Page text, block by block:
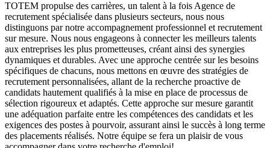
TOTEM propulse des carrières, un talent à la fois Agence de
recrutement spécialisée dans plusieurs secteurs, nous nous
distinguons par notre accompagnement professionnel et recrutement
sur mesure. Nous nous engageons à connecter les meilleurs talents
aux entreprises les plus prometteuses, créant ainsi des synergies
dynamiques et durables. Avec une approche centrée sur les besoins
spécifiques de chacuns, nous mettons en œuvre des stratégies de
recrutement personnalisées, allant de la recherche proactive de
candidats hautement qualifiés à la mise en place de processus de
sélection rigoureux et adaptés. Cette approche sur mesure garantit
une adéquation parfaite entre les compétences des candidats et les
exigences des postes à pourvoir, assurant ainsi le succès à long terme
des placements réalisés. Notre équipe se fera un plaisir de vous